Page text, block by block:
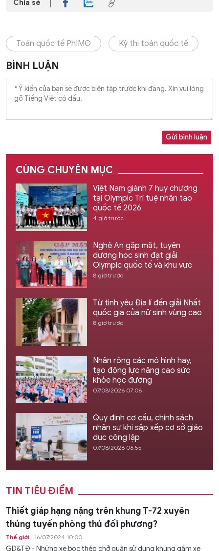
Chia sẻ
Toán quốc tế PhIMO Kỳ thi toán quốc tế
BÌNH LUẬN
Gửi bình luận
CÙNG CHUYÊN MỤC
Việt Nam giành 7 huy chương
tại Olympic Trí tuệ nhân tạo
quốc tế 2026
4 giờ trước
Nghệ An gặp mặt, tuyên
dương học sinh đạt giải
Olympic quốc tế và khu vực
8 giờ trước
Từ tình yêu Địa lí đến giải Nhất
quốc gia của nữ sinh vùng cao
8 giờ trước
Nhân rộng các mô hình hay,
tạo động lực nâng cao sức
khỏe học đường
07/08/2026 07:06
Quy định cơ cấu, chính sách
nhân sự khi sắp xếp cơ sở giáo
dục công lập
07/08/2026 06:55
TIN TIÊU ĐIỂM
Thiết giáp hạng nặng trên khung T-72 xuyên
thủng tuyến phòng thủ đối phương?
Thế giới 16/07/2024 10:00
GD&TĐ - Những xe bọc thép chở quân sử dụng khung gầm xe